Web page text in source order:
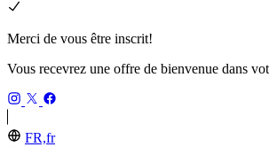
Merci de vous être inscrit!
Vous recevrez une offre de bienvenue dans
FR,fr